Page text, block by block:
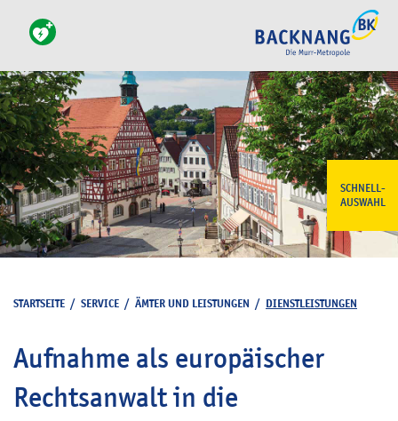
SCHNELL-
AUSWAHL
STARTSEITE / SERVICE / ÄMTER UND LEISTUNGEN / DIENSTLEISTUNGEN
Aufnahme als europäischer
Rechtsanwalt in die